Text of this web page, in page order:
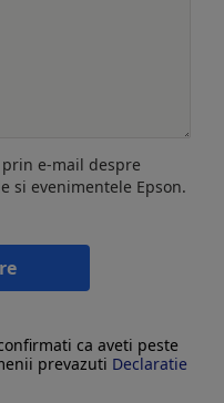
e-mail despre
si evenimentele Epson.
ca aveti peste
prevazuti Declaratie